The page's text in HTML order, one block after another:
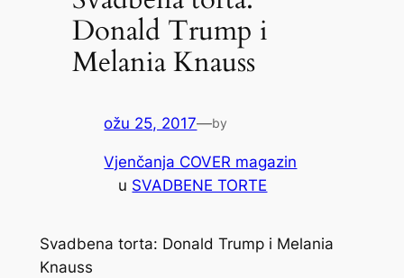
Donald Trump i
Melania Knauss
ožu 25, 2017—by
Vjenčanja COVER magazin
u SVADBENE TORTE
Svadbena torta: Donald Trump i Melania
Knauss